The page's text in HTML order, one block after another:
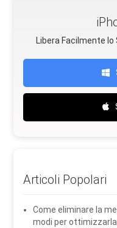
Libera Facilmente lo
Articoli Popolari
Come eliminare la
modi per ottimizzarla